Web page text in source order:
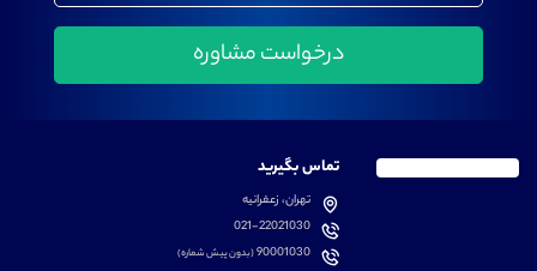
تماس بگیرید
تهران، زعفرانیه
021-22021030
90001030(بدون پیش شماره)